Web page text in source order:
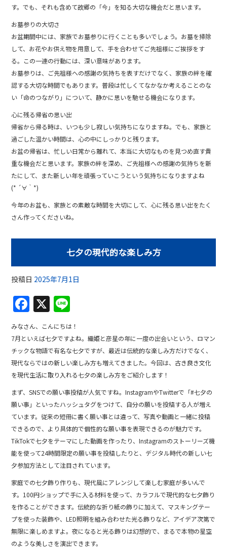
す。でも、それも含めて故郷の「今」を知る大切な機会だと思います。
お墓参りの大切さ
お盆期間中には、家族でお墓参りに行くことも多いでしょう。お墓を掃除
して、お花やお供え物を用意して、手を合わせてご先祖様にご挨拶をす
る。この一連の行動には、深い意味があります。
お墓参りは、ご先祖様への感謝の気持ちを表すだけでなく、家族の絆を確
認する大切な時間でもあります。普段は忙しくてなかなか考えることのな
い「命のつながり」について、静かに思いを馳せる機会になります。
心に残る帰省の思い出
帰省から帰る時は、いつも少し寂しい気持ちになりますね。でも、家族と
過ごした温かい時間は、心の中にしっかりと残ります。
お盆の帰省は、忙しい日常から離れて、本当に大切なものを見つめ直す貴
重な機会だと思います。家族の絆を深め、ご先祖様への感謝の気持ちを新
たにして、また新しい年を頑張っていこうという気持ちになりますよね
(* ´∀｀*)
今年のお盆も、家族との素敵な時間を大切にして、心に残る思い出をたく
さん作ってくださいね。
七夕の現代的な楽しみ方
投稿日 2025年7月1日
F
a
c
e
b
o
o
k
X
n
e
みなさん、こんにちは！
7月といえば七夕ですよね。織姫と彦星の年に一度の出会いという、ロマン
チックな物語で有名な七夕ですが、最近は伝統的な楽しみ方だけでなく、
現代ならではの新しい楽しみ方も増えてきました。今回は、古き良き文化
を現代生活に取り入れる七夕の楽しみ方をご紹介します！
まず、SNSでの願い事投稿が人気ですね。InstagramやTwitterで「#七夕の
願い事」といったハッシュタグをつけて、自分の願いを投稿する人が増え
ています。従来の短冊に書く願い事とは違って、写真や動画と一緒に投稿
できるので、より具体的で個性的な願い事を表現できるのが魅力です。
TikTokで七夕をテーマにした動画を作ったり、Instagramのストーリーズ機
能を使って24時間限定の願い事を投稿したりと、デジタル時代の新しい七
夕参加方法として注目されています。
家庭での七夕飾り作りも、現代風にアレンジして楽しむ家庭が多いんで
す。100円ショップで手に入る材料を使って、カラフルで現代的な七夕飾り
を作ることができます。伝統的な折り紙の飾りに加えて、マスキングテー
プを使った装飾や、LED照明を組み合わせた光る飾りなど、アイデア次第で
無限に楽しめますよ。夜になると光る飾りは幻想的で、まるで本物の星空
のような美しさを演出できます。